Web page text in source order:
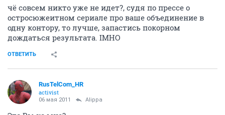
чё совсем никто уже не идет?, судя по прессе о
остросюжеитном сериале про ваше объединение в
одну контору, то лучше, запастись покорном
дождаться результата. IMHO
ОТВЕТИТЬ
RusTelCom_HR
activist
06 мая 2011 Alippa